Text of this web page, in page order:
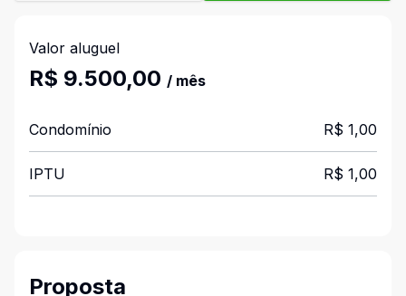
Valor aluguel
R$ 9.500,00 / mês
Condomínio R$ 1,00
IPTU R$ 1,00
Proposta